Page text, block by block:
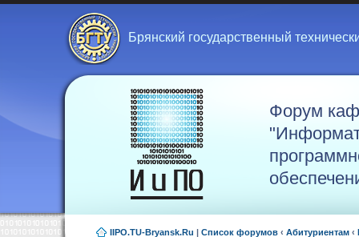
Брянский государственный
Форум
IIPO.TU-Bryansk.Ru | Список форумов ‹ Абитуриентам ‹